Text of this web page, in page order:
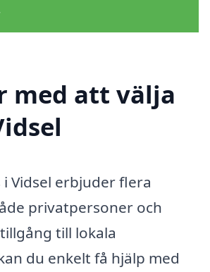
med att välja
Vidsel erbjuder flera
privatpersoner och
till lokala
du enkelt få hjälp med